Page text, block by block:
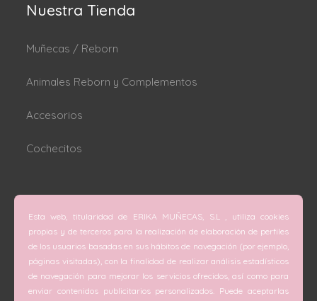
Nuestra Tienda
Muñecas / Reborn
Animales Reborn y Complementos
Accesorios
Cochecitos
C/ San Vicente Mártir nº 74 (Valencia).
C/ Doctor Melis nº 6 (Grao de Gandía).
Teléfono
Esta web, titularidad de ERIKA MUÑECAS, S.L , utiliza cookies
propias y de terceros para la realización de elaboración de perfiles
de los usuarios basadas en sus hábitos de navegación (por ejemplo,
páginas visitadas), con la finalidad de realizar análisis estadísticos
de navegación para mejorar los servicios ofrecidos, así como para
enviar contenidos publicitarios personalizados. Puede aceptarlas